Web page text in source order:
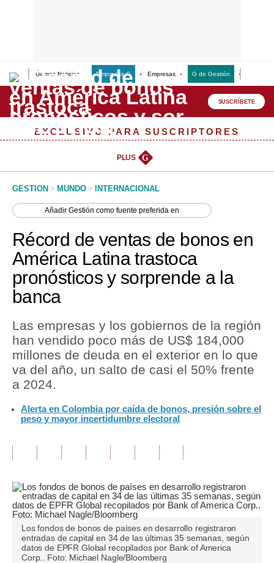
Últimas Noticias Empresas G Empresas G de Gestión
Lo último
Peru Quiosco
Management & Empleo
Perú
Política
Tu Dinero
Finanzas Personales
Inmobiliarias
Plus G
Editorial
Pregunta de hoy
Tendencias
Lujo
Viajes
SUSCRÍBETE
EXCLUSIVO PARA SUSCRIPTORES
PLUS G
GESTION > MUNDO > INTERNACIONAL
AñadirGestión como fuente preferida en
Récord de ventas de bonos en
América Latina trastoca
pronósticos y sorprende a la
banca
Las empresas y los gobiernos de la región
han vendido poco más de US$ 184,000
millones de deuda en el exterior en lo que
va del año, un salto de casi el 50% frente
a 2024.
Alerta en Colombia por caída de bonos, presión sobre el
peso y mayor incertidumbre electoral
Los fondos de bonos de países en desarrollo registraron
entradas de capital en 34 de las últimas 35 semanas, según
datos de EPFR Global recopilados por Bank of America
Corp.. Foto: Michael Nagle/Bloomberg